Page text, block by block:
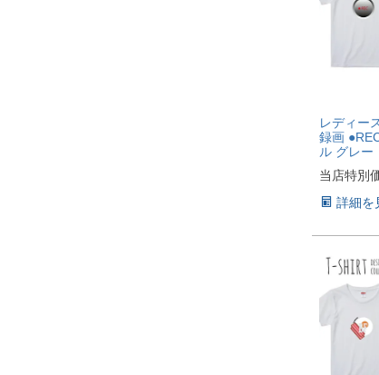
レディー
録画
ル グレー
当店特別
詳細を